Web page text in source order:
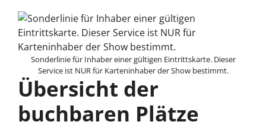
Sonderlinie für Inhaber einer gültigen Eintrittskarte. Dieser
Service ist NUR für Karteninhaber der Show bestimmt.
Übersicht der
buchbaren Plätze